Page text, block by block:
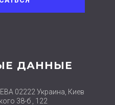
ДАННЫЕ
02222 Украина, Киев
38-б , 122